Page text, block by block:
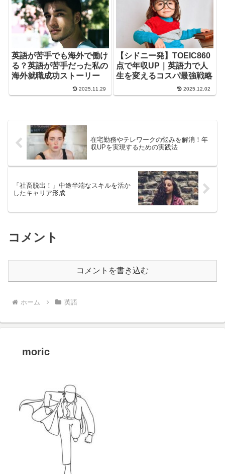
英語が苦手でも海外で働け
る？英語が苦手だった私の
海外就職成功ストーリー
2025.11.29
【シドニー発】TOEIC860
点で年収UP｜英語力で人
生を変えるコスパ最強戦略
2025.12.02
在宅勤務やテレワークの悩みを解消！年
収UPを実現するための実践法
「社畜脱出！」中途半端なスキルを活か
したキャリア形成
コメント
コメントを書き込む
ホーム 英語
moric